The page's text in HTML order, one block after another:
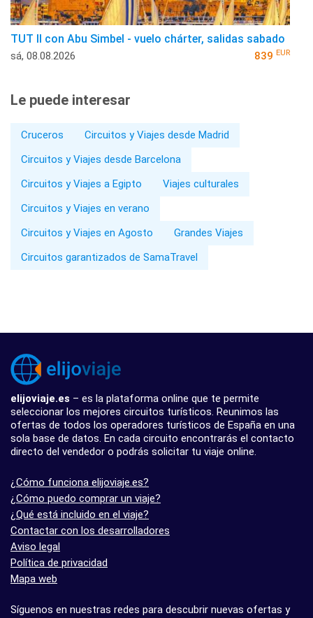
TUT II con Abu Simbel - vuelo chárter, salidas sabado
sá, 08.08.2026 839 EUR
Le puede interesar
Cruceros
Circuitos y Viajes desde Madrid
Circuitos y Viajes desde Barcelona
Circuitos y Viajes a Egipto
Viajes culturales
Circuitos y Viajes en verano
Circuitos y Viajes en Agosto
Grandes Viajes
Circuitos garantizados de SamaTravel
elijoviaje.es – es la plataforma online que te permite
seleccionar los mejores circuitos turísticos. Reunimos las
ofertas de todos los operadores turísticos de España en una
sola base de datos. En cada circuito encontrarás el contacto
directo del vendedor o podrás solicitar tu viaje online.
¿Cómo funciona elijoviaje.es?
¿Cómo puedo comprar un viaje?
¿Qué está incluido en el viaje?
Contactar con los desarrolladores
Aviso legal
Política de privacidad
Mapa web
Síguenos en nuestras redes para descubrir nuevas ofertas y